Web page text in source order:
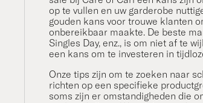
op te vullen en uw garderobe
gouden kans voor trouwe klanten
onbereikbaar maakte. De beste
Singles Day, enz., is om niet af te
een kans om te investeren in
Onze tips zijn om te zoeken naar
richten op een specifieke
soms zijn er omstandigheden die